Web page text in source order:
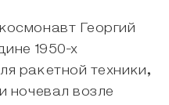
Георгий
1950-х
ракетной техники,
ночевал возле